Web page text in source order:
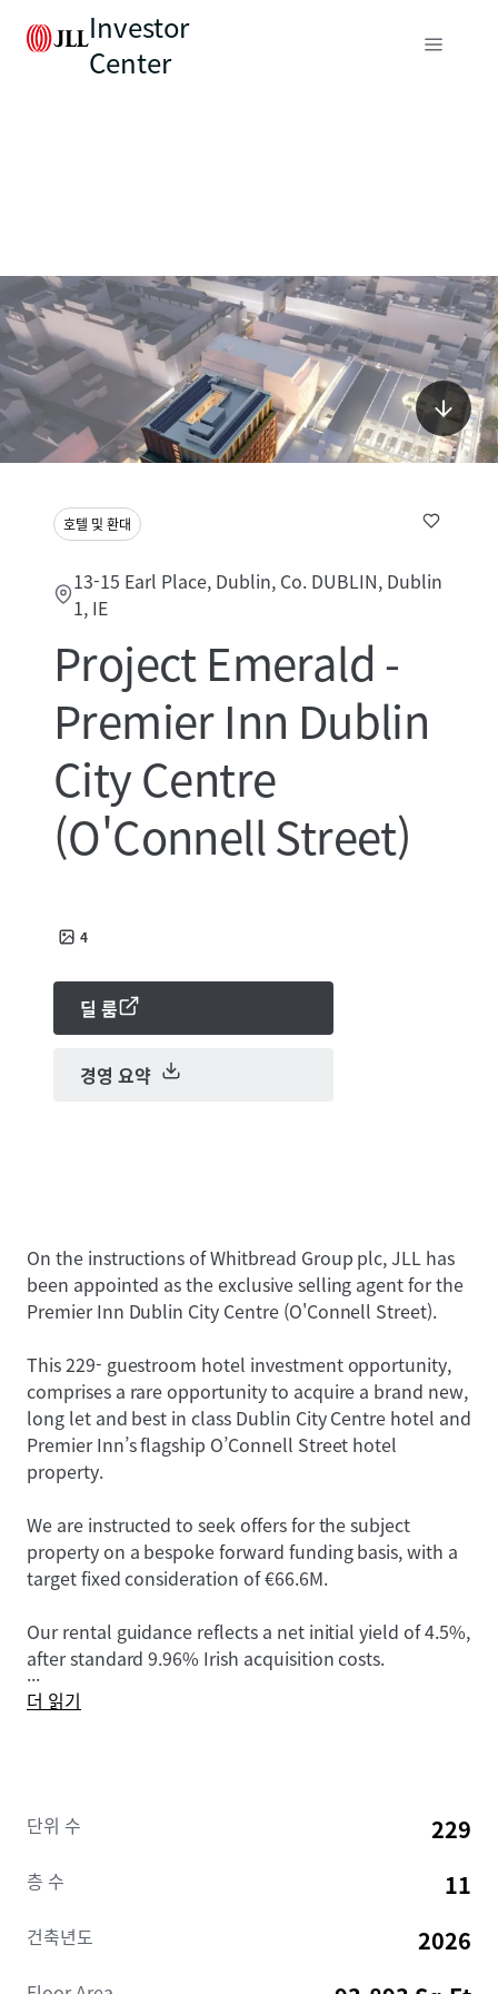
Investor
Center
호텔 및 환대
13-15 Earl Place, Dublin, Co. DUBLIN, Dublin
1, IE
Project Emerald -
Premier Inn Dublin
City Centre
(O'Connell Street)
4
딜 룸
경영 요약
On the instructions of Whitbread Group plc, JLL has
been appointed as the exclusive selling agent for the
Premier Inn Dublin City Centre (O'Connell Street).
This 229- guestroom hotel investment opportunity,
comprises a rare opportunity to acquire a brand new,
long let and best in class Dublin City Centre hotel and
Premier Inn’s flagship O’Connell Street hotel
property.
We are instructed to seek offers for the subject
property on a bespoke forward funding basis, with a
target fixed consideration of €66.6M.
Our rental guidance reflects a net initial yield of 4.5%,
after standard 9.96% Irish acquisition costs.
...
더 읽기
단위 수 229
층 수 11
건축년도 2026